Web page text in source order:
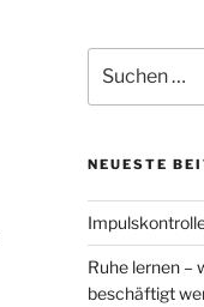
nach:
NEUESTE
Ruhe lernen –
beschäftigt